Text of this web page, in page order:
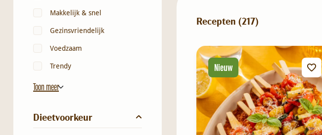
Makkelijk & snel
Gezinsvriendelijk
Voedzaam
Trendy
Toon meer
Dieetvoorkeur
Recepten (217)
Nieuw